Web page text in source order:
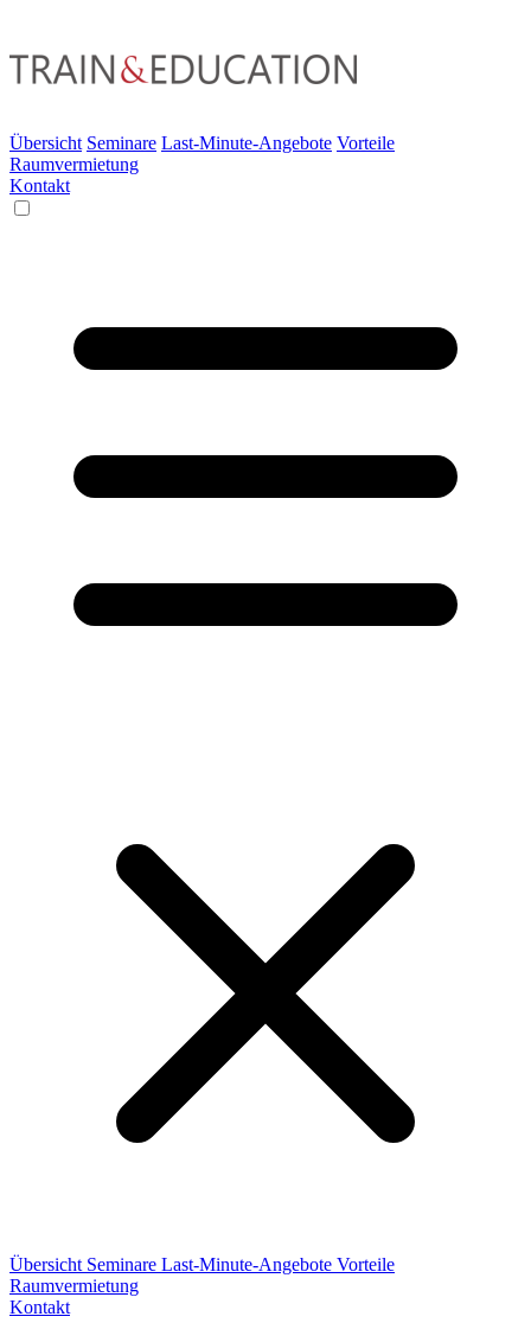
Übersicht Seminare Last-Minute-Angebote Vorteile
Raumvermietung
Kontakt
Übersicht Seminare Last-Minute-Angebote Vorteile
Raumvermietung
Kontakt